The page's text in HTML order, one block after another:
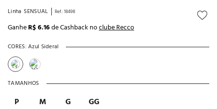
Linha SENSUAL Ref.:18498
GanheR$ 6.16de Cashback noclube Recco
CORES: Azul Sideral
TAMANHOS
P M G GG